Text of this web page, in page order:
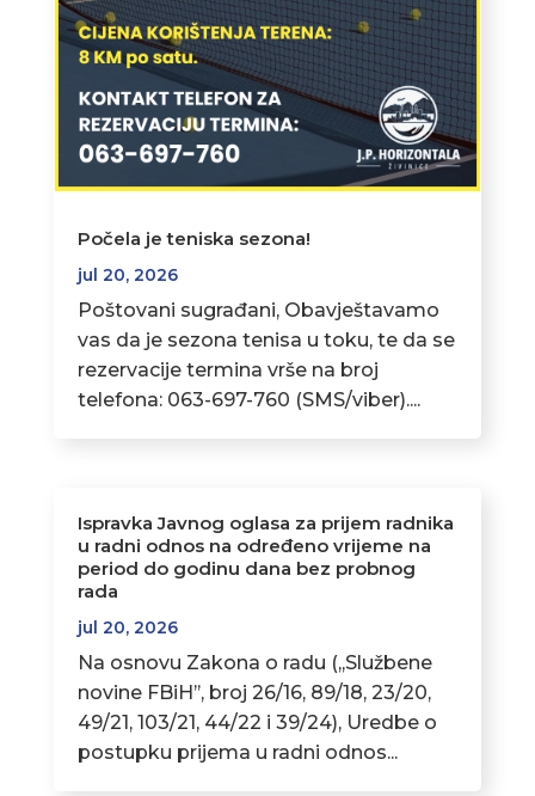
Počela je teniska sezona!
jul 20, 2026
Poštovani sugrađani, Obavještavamo
vas da je sezona tenisa u toku, te da se
rezervacije termina vrše na broj
telefona: 063-697-760 (SMS/viber)....
Ispravka Javnog oglasa za prijem radnika
u radni odnos na određeno vrijeme na
period do godinu dana bez probnog
rada
jul 20, 2026
Na osnovu Zakona o radu (,,Službene
novine FBiH’’, broj 26/16, 89/18, 23/20,
49/21, 103/21, 44/22 i 39/24), Uredbe o
postupku prijema u radni odnos...